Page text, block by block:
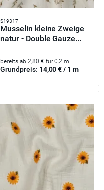
S19317
Musselin kleine Zweige
natur - Double Gauze...
bereits ab 2,80 € für 0,2 m
Grundpreis: 14,00 € / 1 m